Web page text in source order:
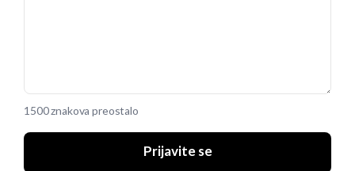
1500 znakova preostalo
Prijavite se